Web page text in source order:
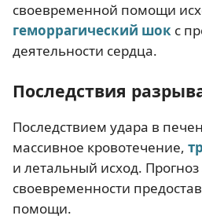
своевременной помощи
геморрагический шок с
деятельности сердца.
Последствия
Последствием удара в
массивное кровотечение,
и летальный исход. Прогноз
своевременности
помощи.